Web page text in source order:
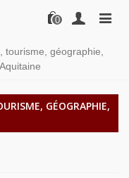
0
tourisme, géographie,
GÉOGRAPHIE,